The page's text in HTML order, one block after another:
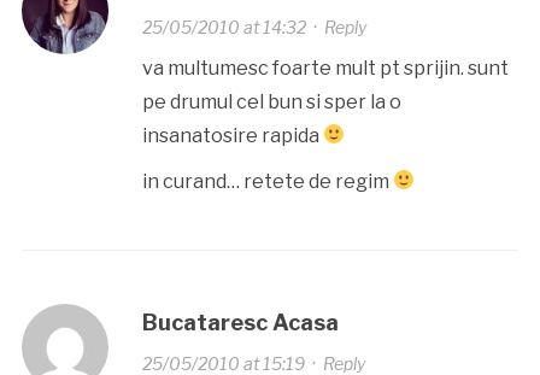
25/05/2010 at 14:32· Reply
va multumesc foarte mult pt sprijin. sunt
pe drumul cel bun si sper la o
insanatosire rapida
in curand… retete de regim
Bucataresc Acasa
25/05/2010 at 15:19· Reply